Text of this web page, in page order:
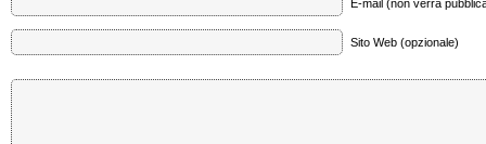
E-mail (non verrà
Sito Web (opzionale)